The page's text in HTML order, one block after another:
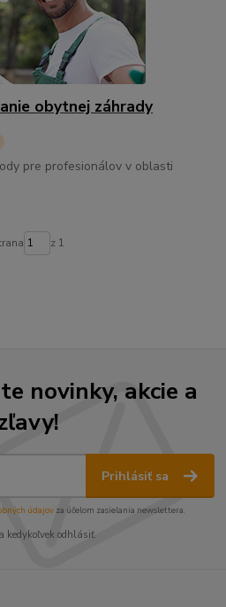
obytnej záhrady
pre profesionálov v oblasti
z 1
novinky, akcie a
Prihlásiť sa
údajov za účelom zasielania newslettera.
kedykoľvek odhlásiť.